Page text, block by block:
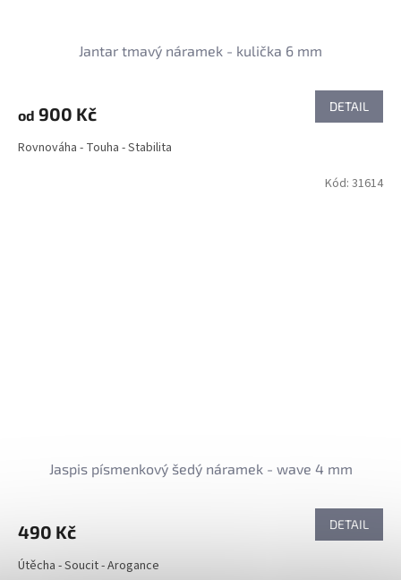
Jantar tmavý náramek - kulička 6 mm
od 900 Kč DETAIL
Rovnováha - Touha - Stabilita
Jaspis písmenkový šedý náramek - wave 4 mm
490 Kč DETAIL
Útěcha - Soucit - Arogance
Kód: 31614